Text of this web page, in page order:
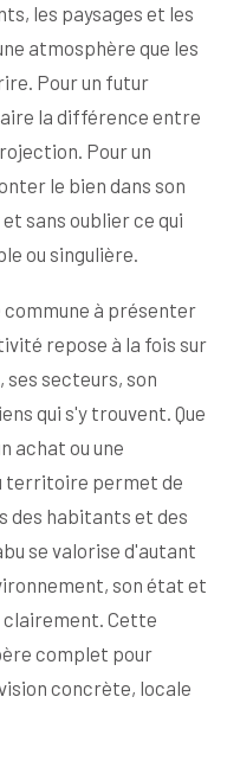
les paysages et les
atmosphère que les
Pour un futur
la différence entre
Pour un
le bien dans son
sans oublier ce qui
ou singulière.
commune à présenter
repose à la fois sur
ses secteurs, son
qui s'y trouvent. Que
achat ou une
territoire permet de
des habitants et des
se valorise d'autant
son état et
clairement. Cette
complet pour
concrète, locale